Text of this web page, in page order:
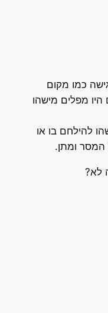
כמו מקום
מפלים מישהו
להילחם בו או
המסר ומתן.
לא?